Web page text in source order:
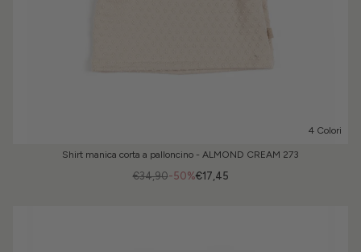
4 Colori
Shirt manica corta a palloncino - ALMOND CREAM 273
-50%
€34,90 €17,45